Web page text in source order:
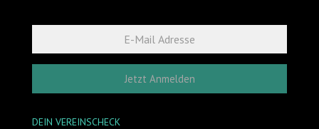
Jetzt Anmelden
DEIN VEREINSCHECK